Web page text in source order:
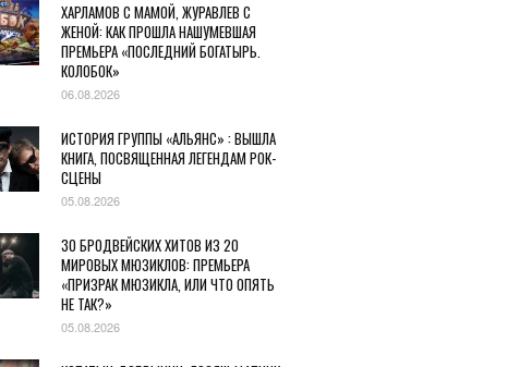
ХАРЛАМОВ С МАМОЙ, ЖУРАВЛЕВ С
ЖЕНОЙ: КАК ПРОШЛА НАШУМЕВШАЯ
ПРЕМЬЕРА «ПОСЛЕДНИЙ БОГАТЫРЬ.
КОЛОБОК»
06.08.2026
ИСТОРИЯ ГРУППЫ «АЛЬЯНС» : ВЫШЛА
КНИГА, ПОСВЯЩЕННАЯ ЛЕГЕНДАМ РОК-
СЦЕНЫ
05.08.2026
30 БРОДВЕЙСКИХ ХИТОВ ИЗ 20
МИРОВЫХ МЮЗИКЛОВ: ПРЕМЬЕРА
«ПРИЗРАК МЮЗИКЛА, ИЛИ ЧТО ОПЯТЬ
НЕ ТАК?»
05.08.2026